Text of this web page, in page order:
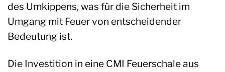
des Umkippens, was für die Sicherheit im
Umgang mit Feuer von entscheidender
Bedeutung ist.
Die Investition in eine CMI Feuerschale aus